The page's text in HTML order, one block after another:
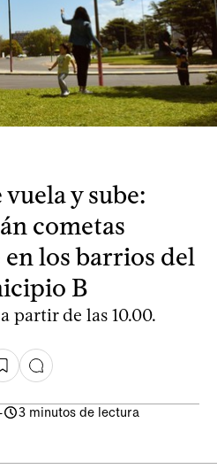
y sube:
cometas
los barrios del
B
partir de las 10.00.
3 minutos de lectura